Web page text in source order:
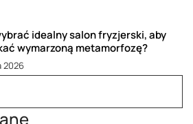
idealny salon fryzjerski, aby
wymarzoną metamorfozę?
2026